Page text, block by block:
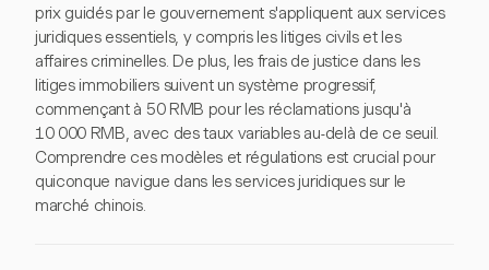
prix guidés par le gouvernement s'appliquent aux services
juridiques essentiels, y compris les litiges civils et les
affaires criminelles. De plus, les frais de justice dans les
litiges immobiliers suivent un système progressif,
commençant à 50 RMB pour les réclamations jusqu'à
10 000 RMB, avec des taux variables au-delà de ce seuil.
Comprendre ces modèles et régulations est crucial pour
quiconque navigue dans les services juridiques sur le
marché chinois.